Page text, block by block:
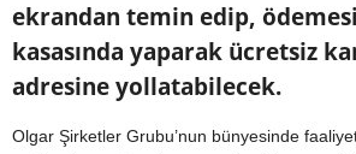
ekrandan temin edip,
kasasında yaparak ücretsiz
adresine yollatabilecek.
Olgar Şirketler Grubu’nun bünyesinde